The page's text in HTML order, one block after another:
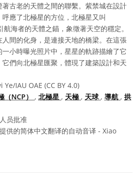
古老的天體之間的聯繫。紫禁城在設計
應了北極星的方位，北極星又叫
海者的天體之錨，象徵著天空的穩定。
間的化身，是連接天地的橋梁。在這張
小時曝光照片中，星星的軌跡描繪了它
們向北極星匯聚，體現了建築設計和天
IAU OAE (CC BY 4.0)
（NCP） , 北極星 , 天極 , 天球 , 導航 , 拱
员批准
供的简体中文翻译的自动音译 - Xiao